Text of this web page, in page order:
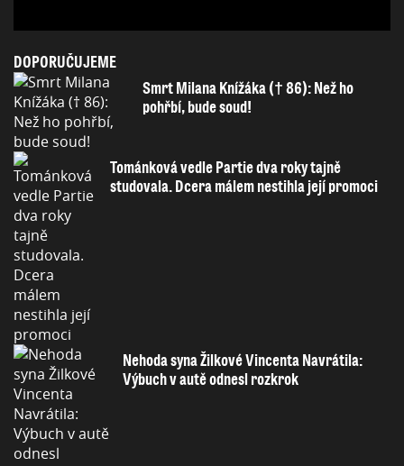
DOPORUČUJEME
Smrt Milana Knížáka († 86): Než ho
pohřbí, bude soud!
Tománková vedle Partie dva roky tajně
studovala. Dcera málem nestihla její promoci
Nehoda syna Žilkové Vincenta Navrátila:
Výbuch v autě odnesl rozkrok